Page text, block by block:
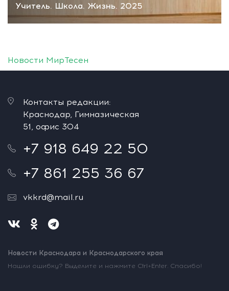
Учитель. Школа. Жизнь. 2025
Новости МирТесен
Контакты редакции:
Краснодар, Гимназическая
51, офис 304
+7 918 649 22 50
+7 861 255 36 67
vkkrd@mail.ru
Новости Краснодара и Краснодарского края
Нашли ошибку? Выделите и нажмите Ctrl+Enter. Спасибо!